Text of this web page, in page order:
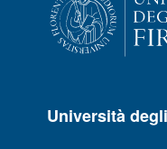
Università